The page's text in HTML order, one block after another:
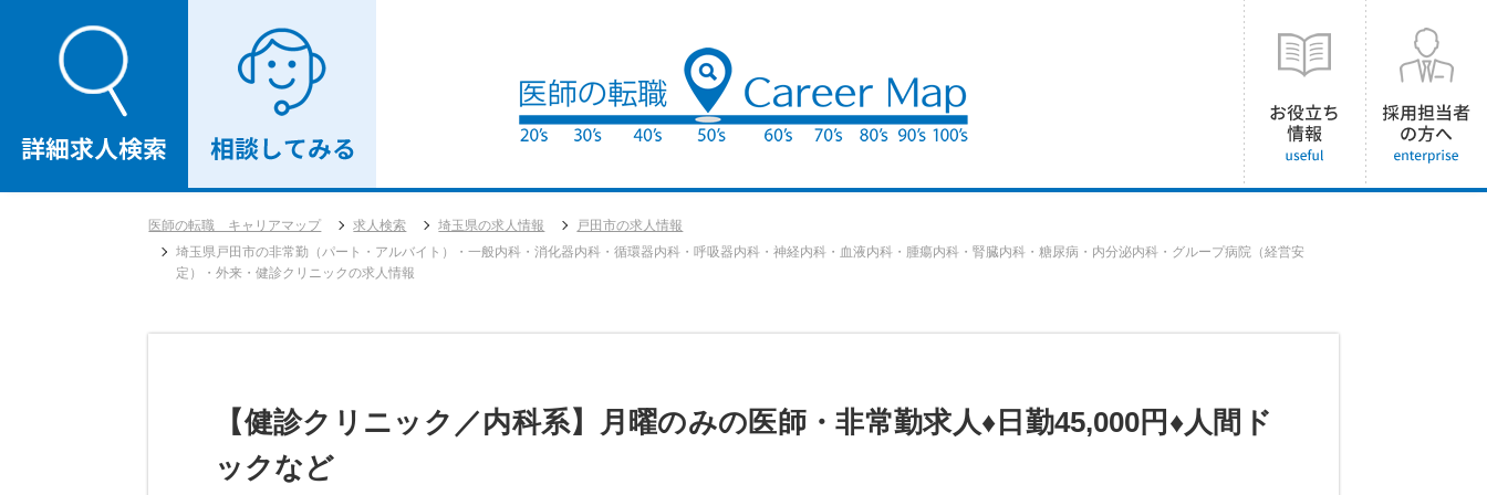
医師の転職 キャリアマップ 求人検索 埼玉県の求人情報
戸田市の求人情報
埼玉県戸田市の非常勤（パート・アルバイト）・一般内科・消化器内科・循環器内科・呼吸器内科・神経内科・血液内科・腫瘍内科・腎臓内科・糖尿病・内分泌内科・グループ病院（経営安
定）・外来・健診クリニックの求人情報
【健診クリニック／内科系】月曜のみの医師・非常勤求人♦日勤45,000円♦人間ド
ックなど